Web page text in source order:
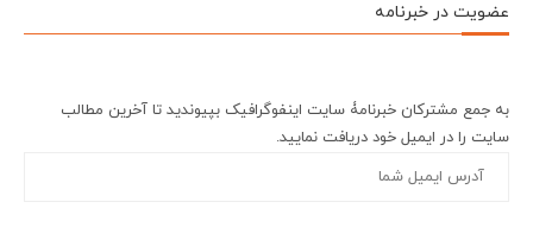
عضویت در خبرنامه
به جمع مشترکان خبرنامۀ سایت اینفوگرافیک بپیوندید تا آخرین مطالب
سایت را در ایمیل خود دریافت نمایید.